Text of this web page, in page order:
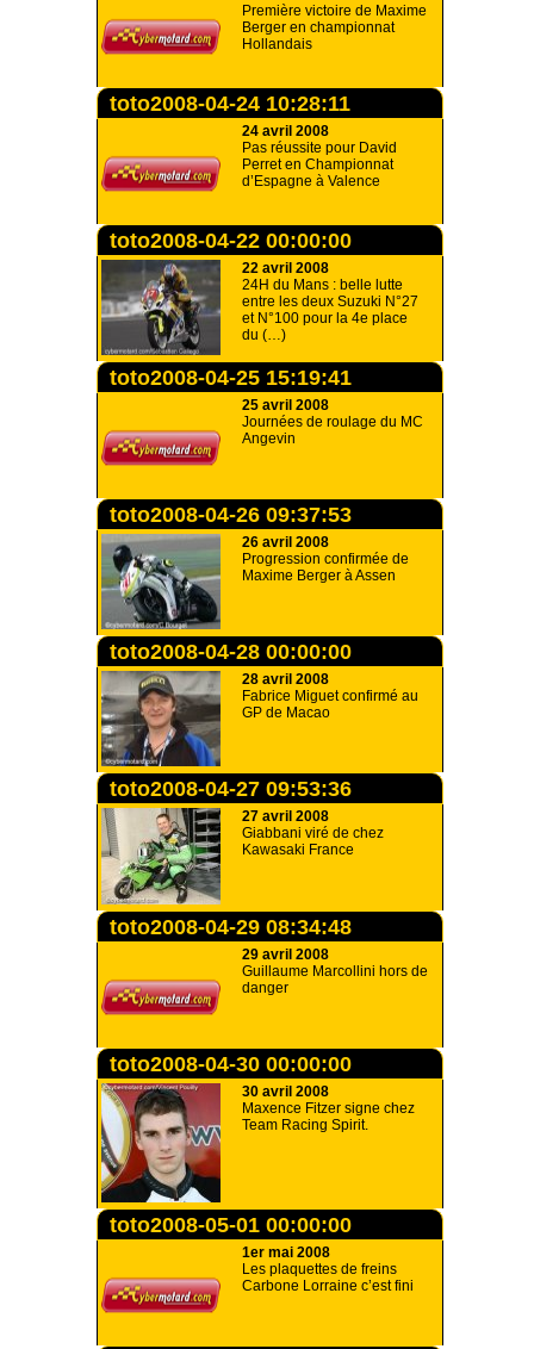
Première victoire de Maxime
Berger en championnat
Hollandais
toto2008-04-24 10:28:11
24 avril 2008
Pas réussite pour David
Perret en Championnat
d’Espagne à Valence
toto2008-04-22 00:00:00
22 avril 2008
24H du Mans : belle lutte
entre les deux Suzuki N°27
et N°100 pour la 4e place
du (…)
toto2008-04-25 15:19:41
25 avril 2008
Journées de roulage du MC
Angevin
toto2008-04-26 09:37:53
26 avril 2008
Progression confirmée de
Maxime Berger à Assen
toto2008-04-28 00:00:00
28 avril 2008
Fabrice Miguet confirmé au
GP de Macao
toto2008-04-27 09:53:36
27 avril 2008
Giabbani viré de chez
Kawasaki France
toto2008-04-29 08:34:48
29 avril 2008
Guillaume Marcollini hors de
danger
toto2008-04-30 00:00:00
30 avril 2008
Maxence Fitzer signe chez
Team Racing Spirit.
toto2008-05-01 00:00:00
1er mai 2008
Les plaquettes de freins
Carbone Lorraine c’est fini